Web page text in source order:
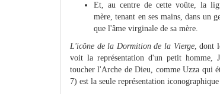
Et, au centre de cette voûte, la
mère, tenant en ses mains, dans un
que l'âme virginale de sa mère.
L'icône de la Dormition de la Vierge, dont
voit la représentation d'un petit homme,
toucher l'Arche de Dieu, comme Uzza qui
7) est la seule représentation